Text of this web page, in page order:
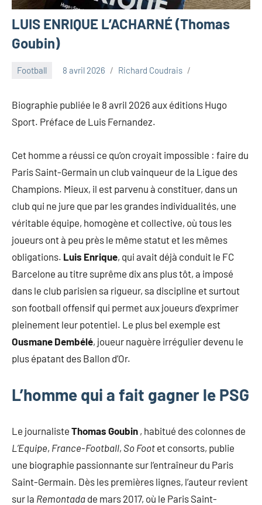
LUIS ENRIQUE L’ACHARNÉ (Thomas
Goubin)
Football 8 avril 2026 Richard Coudrais
Biographie publiée le 8 avril 2026 aux éditions Hugo
Sport. Préface de Luis Fernandez.
Cet homme a réussi ce qu’on croyait impossible : faire du
Paris Saint-Germain un club vainqueur de la Ligue des
Champions. Mieux, il est parvenu à constituer, dans un
club qui ne jure que par les grandes individualités, une
véritable équipe, homogène et collective, où tous les
joueurs ont à peu près le même statut et les mêmes
obligations. Luis Enrique, qui avait déjà conduit le FC
Barcelone au titre suprême dix ans plus tôt, a imposé
dans le club parisien sa rigueur, sa discipline et surtout
son football offensif qui permet aux joueurs d’exprimer
pleinement leur potentiel. Le plus bel exemple est
Ousmane Dembélé, joueur naguère irrégulier devenu le
plus épatant des Ballon d’Or.
L’homme qui a fait gagner le PSG
Le journaliste Thomas Goubin , habitué des colonnes de
L’Equipe, France-Football, So Foot et consorts, publie
une biographie passionnante sur l’entraîneur du Paris
Saint-Germain. Dès les premières lignes, l’auteur revient
sur la Remontada de mars 2017, où le Paris Saint-